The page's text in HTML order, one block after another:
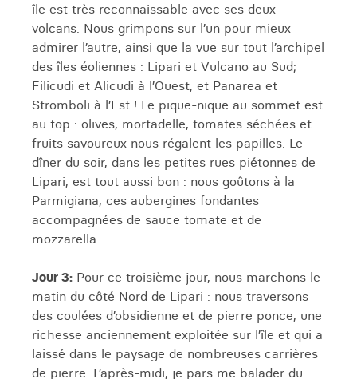
île est très reconnaissable avec ses deux
volcans. Nous grimpons sur l’un pour mieux
admirer l’autre, ainsi que la vue sur tout l’archipel
des îles éoliennes : Lipari et Vulcano au Sud;
Filicudi et Alicudi à l’Ouest, et Panarea et
Stromboli à l’Est ! Le pique-nique au sommet est
au top : olives, mortadelle, tomates séchées et
fruits savoureux nous régalent les papilles. Le
dîner du soir, dans les petites rues piétonnes de
Lipari, est tout aussi bon : nous goûtons à la
Parmigiana, ces aubergines fondantes
accompagnées de sauce tomate et de
mozzarella…
Jour 3: Pour ce troisième jour, nous marchons le
matin du côté Nord de Lipari : nous traversons
des coulées d’obsidienne et de pierre ponce, une
richesse anciennement exploitée sur l’île et qui a
laissé dans le paysage de nombreuses carrières
de pierre. L’après-midi, je pars me balader du